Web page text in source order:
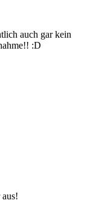
auch gar kein
:D